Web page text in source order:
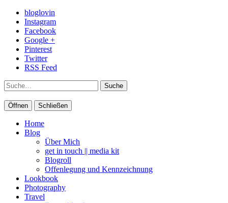
bloglovin
Instagram
Facebook
Google +
Pinterest
Twitter
RSS Feed
Suche
Öffnen Schließen
Home
Blog
Über Mich
get in touch || media kit
Blogroll
Offenlegung und Kennzeichnung
Lookbook
Photography
Travel